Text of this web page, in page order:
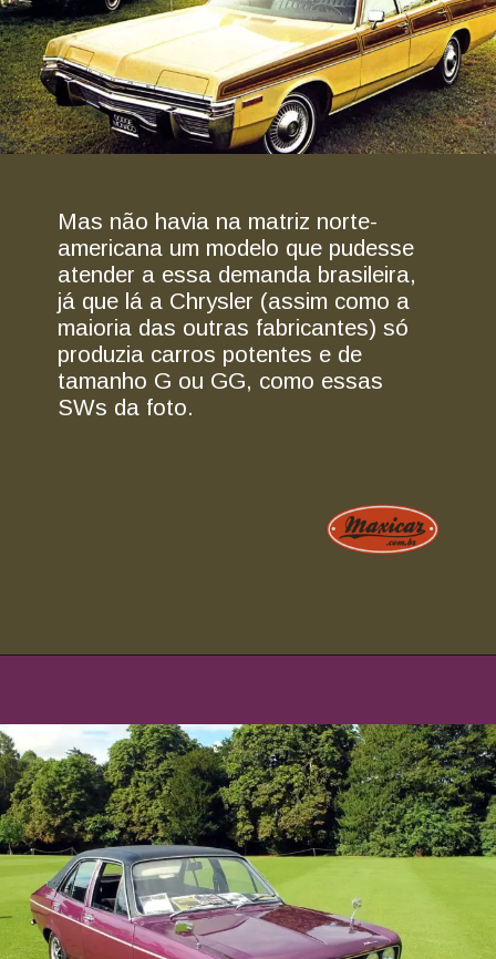
Mas não havia na matriz norte-
americana um modelo que pudesse
atender a essa demanda brasileira,
já que lá a Chrysler (assim como a
maioria das outras fabricantes) só
produzia carros potentes e de
tamanho G ou GG, como essas
SWs da foto.